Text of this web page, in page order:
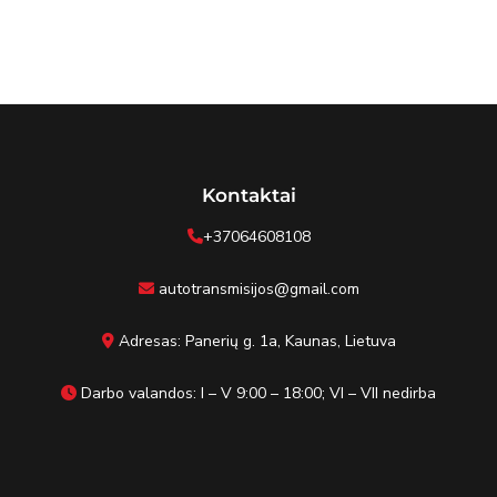
Kontaktai
+37064608108
autotransmisijos@gmail.com
Adresas: Panerių g. 1a, Kaunas, Lietuva
Darbo valandos: I – V 9:00 – 18:00; VI – VII nedirba